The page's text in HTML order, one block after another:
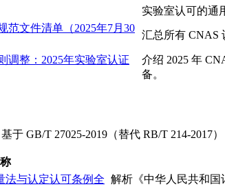
实验室认可的通
范文件清单（2025年7月30
汇总所有 CNAS
调整：2025年实验室认证
介绍 2025 年
备。
GB/T 27025-2019（替代 RB/T 214-2017
法与认定认可条例全 解析《中华人民共和